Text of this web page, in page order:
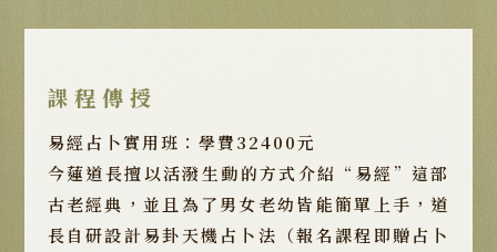
課程傳授
易經占卜實用班：學費32400元
今蓮道長擅以活潑生動的方式介紹“易經”這部
古老經典，並且為了男女老幼皆能簡單上手，道
長自研設計易卦天機占卜法（報名課程即贈占卜